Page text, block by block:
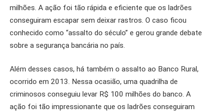
milhões. A ação foi tão rápida e eficiente que os ladrões
conseguiram escapar sem deixar rastros. O caso ficou
conhecido como “assalto do século” e gerou grande debate
sobre a segurança bancária no país.
Além desses casos, há também o assalto ao Banco Rural,
ocorrido em 2013. Nessa ocasião, uma quadrilha de
criminosos conseguiu levar R$ 100 milhões do banco. A
ação foi tão impressionante que os ladrões conseguiram